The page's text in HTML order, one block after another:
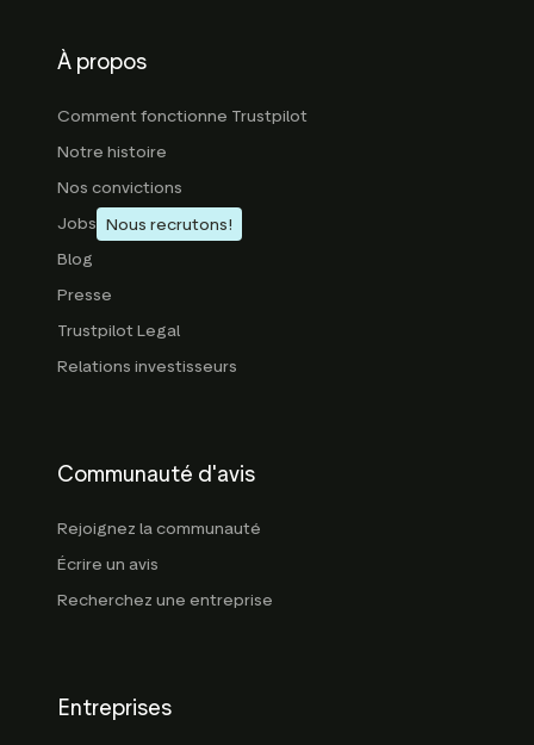
À propos
Comment fonctionne Trustpilot
Notre histoire
Nos convictions
Jobs Nous recrutons!
Blog
Presse
Trustpilot Legal
Relations investisseurs
Communauté d'avis
Rejoignez la communauté
Écrire un avis
Recherchez une entreprise
Entreprises